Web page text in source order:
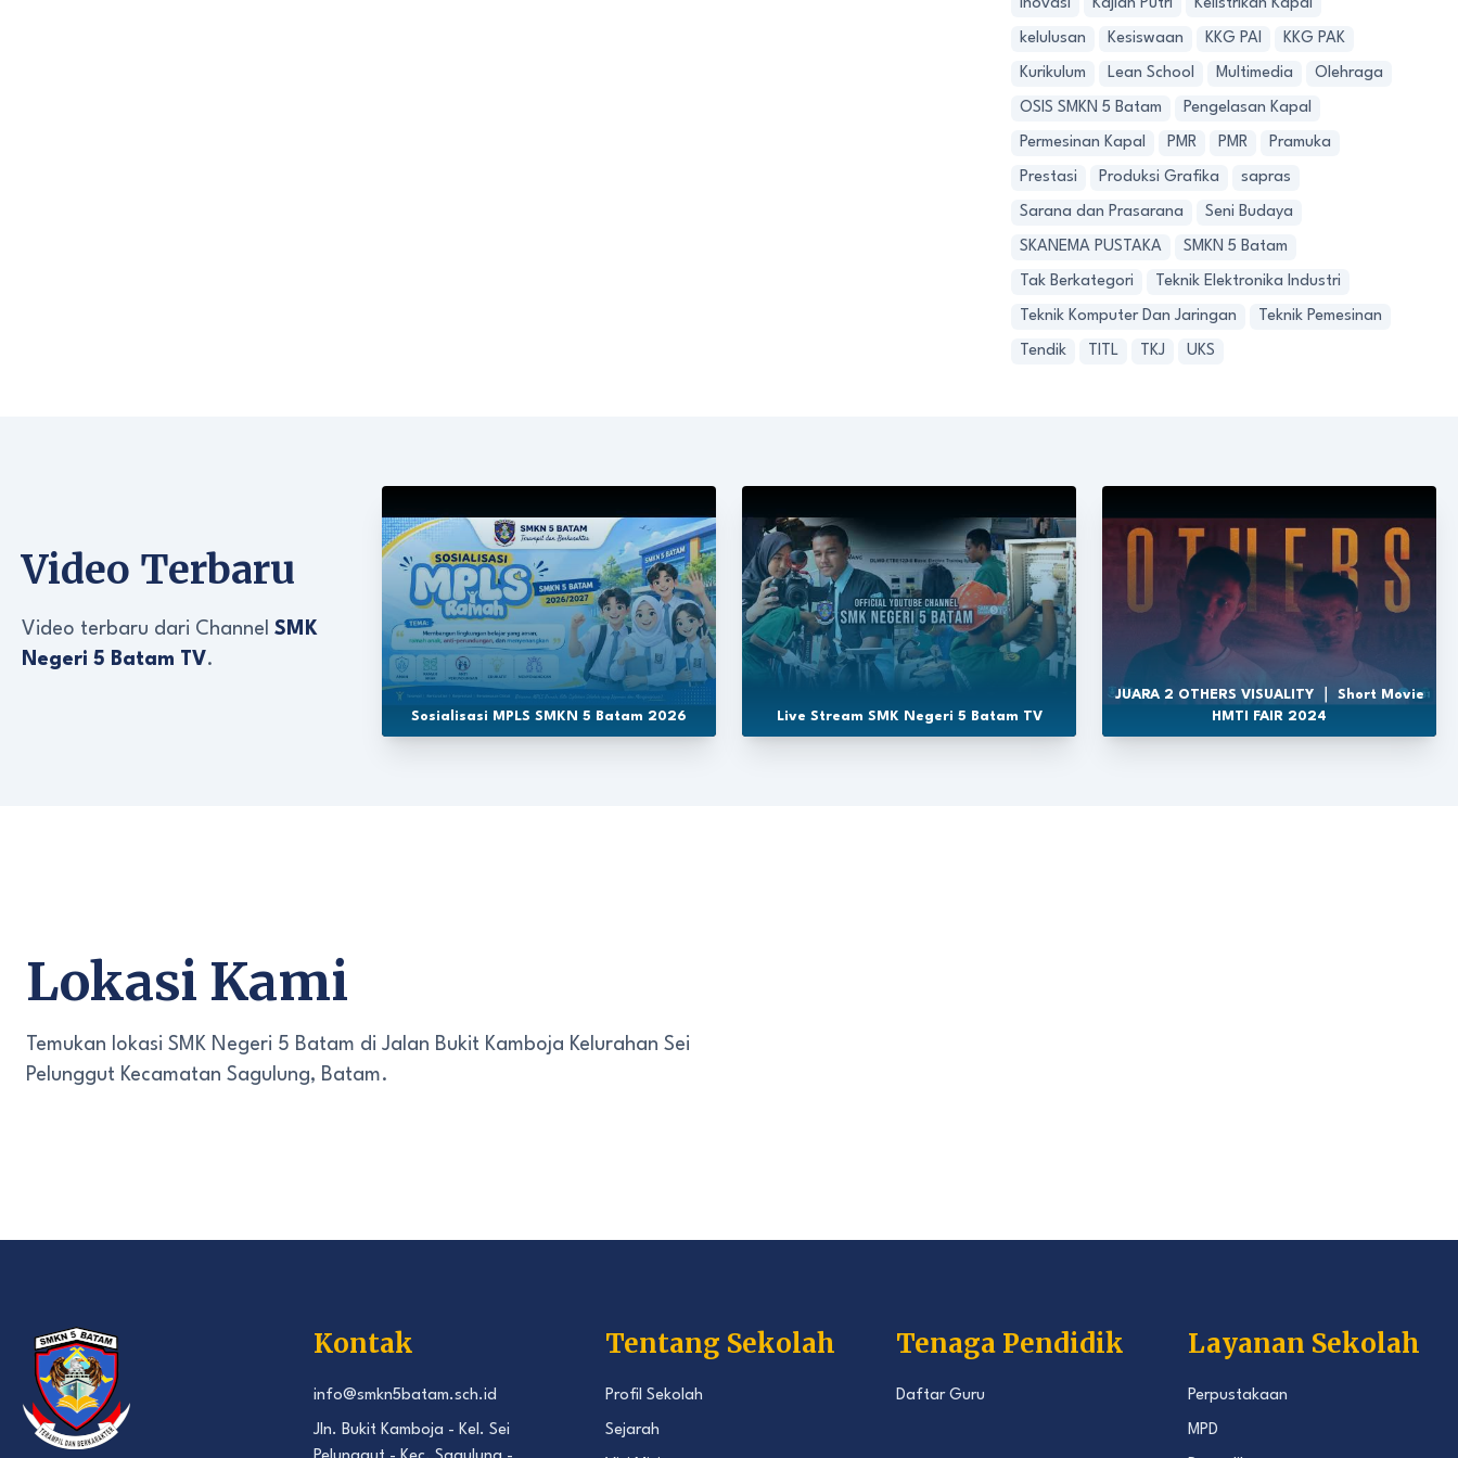
Inovasi Kajian Putri Kelistrikan Kapal
kelulusan Kesiswaan KKG PAI KKG PAK
Kurikulum Lean School Multimedia Olehraga
OSIS SMKN 5 Batam Pengelasan Kapal
Permesinan Kapal PMR PMR Pramuka
Prestasi Produksi Grafika sapras
Sarana dan Prasarana Seni Budaya
SKANEMA PUSTAKA SMKN 5 Batam
Tak Berkategori Teknik Elektronika Industri
Teknik Komputer Dan Jaringan Teknik Pemesinan
Tendik TITL TKJ UKS
Video Terbaru
Video terbaru dari Channel SMK
Negeri 5 Batam TV.
Sosialisasi MPLS SMKN 5 Batam 2026 Live Stream SMK Negeri 5 Batam TV
JUARA 2 OTHERS VISUALITY ｜ Short Movie
HMTI FAIR 2024
Lokasi Kami
Temukan lokasi SMK Negeri 5 Batam di Jalan Bukit Kamboja Kelurahan Sei
Pelunggut Kecamatan Sagulung, Batam.
Kontak
info@smkn5batam.sch.id
Jln. Bukit Kamboja - Kel. Sei
Tentang Sekolah
Profil Sekolah
Sejarah
Tenaga Pendidik
Daftar Guru
Layanan Sekolah
Perpustakaan
MPD